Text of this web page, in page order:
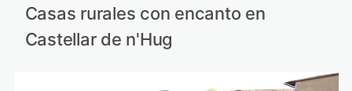
Casas rurales con encanto en
Castellar de n'Hug